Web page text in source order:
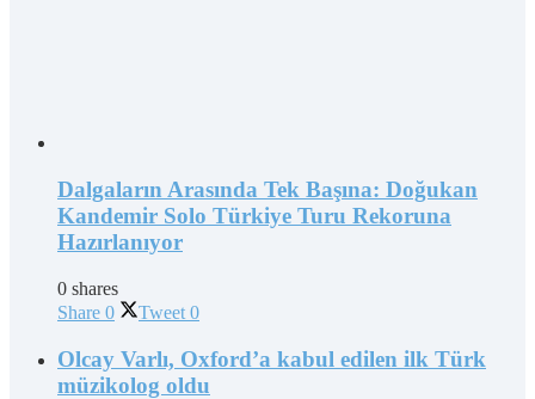
Dalgaların Arasında Tek Başına: Doğukan
Kandemir Solo Türkiye Turu Rekoruna
Hazırlanıyor
0 shares
Share 0 Tweet 0
Olcay Varlı, Oxford’a kabul edilen ilk Türk
müzikolog oldu